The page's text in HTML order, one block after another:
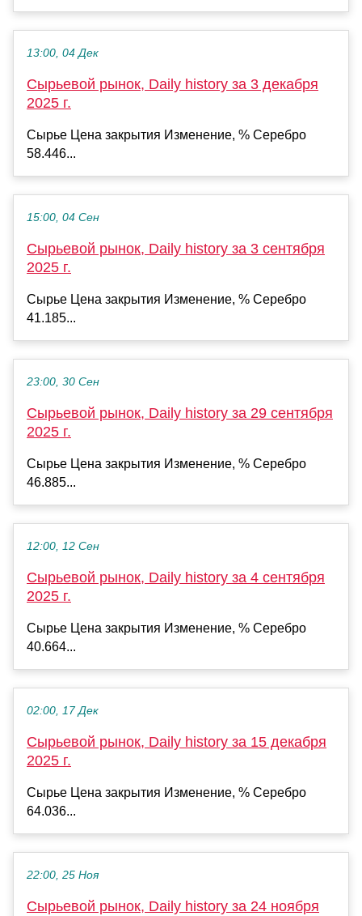
13:00, 04 Дек
Сырьевой рынок, Daily history за 3 декабря
2025 г.
Сырье Цена закрытия Изменение, % Серебро
58.446...
15:00, 04 Сен
Сырьевой рынок, Daily history за 3 сентября
2025 г.
Сырье Цена закрытия Изменение, % Серебро
41.185...
23:00, 30 Сен
Сырьевой рынок, Daily history за 29 сентября
2025 г.
Сырье Цена закрытия Изменение, % Серебро
46.885...
12:00, 12 Сен
Сырьевой рынок, Daily history за 4 сентября
2025 г.
Сырье Цена закрытия Изменение, % Серебро
40.664...
02:00, 17 Дек
Сырьевой рынок, Daily history за 15 декабря
2025 г.
Сырье Цена закрытия Изменение, % Серебро
64.036...
22:00, 25 Ноя
Сырьевой рынок, Daily history за 24 ноября